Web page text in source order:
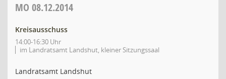
MO 08.12.2014
Kreisausschuss
14:00-16:30 Uhr
im Landratsamt Landshut, kleiner Sitzungssaal
Landratsamt Landshut